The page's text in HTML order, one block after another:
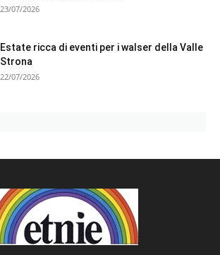
23/07/2026
Estate ricca di eventi per i walser della Valle
Strona
22/07/2026